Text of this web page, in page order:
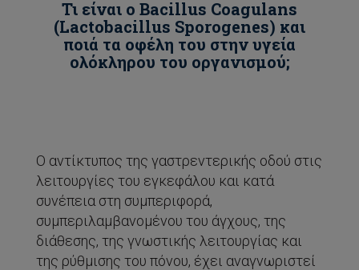
Τι είναι ο Bacillus Coagulans
(Lactobacillus Sporogenes) και
ποιά τα οφέλη του στην υγεία
ολόκληρου του οργανισμού;
Ο αντίκτυπος της γαστρεντερικής οδού στις
λειτουργίες του εγκεφάλου και κατά
συνέπεια στη συμπεριφορά,
συμπεριλαμβανομένου του άγχους, της
διάθεσης, της γνωστικής λειτουργίας και
της ρύθμισης του πόνου, έχει αναγνωριστεί